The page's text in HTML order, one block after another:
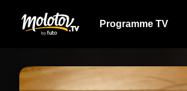
Programme TV